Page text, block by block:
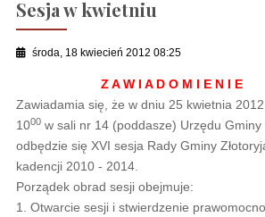
Sesja w kwietniu
środa, 18 kwiecień 2012 08:25
Z A W I A D O M I E N I E
Zawiadamia się, że w dniu 25 kwietnia 2012
1000w sali nr 14 (poddasze) Urzędu Gminy
odbędzie się XVI sesja Rady Gminy
kadencji 2010 - 2014.
Porządek obrad sesji obejmuje:
1. Otwarcie sesji i stwierdzenie